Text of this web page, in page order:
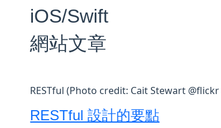
iOS/Swift
網站文章
RESTful (Photo credit: Cait Stewart @flickr
RESTful 設計的要點